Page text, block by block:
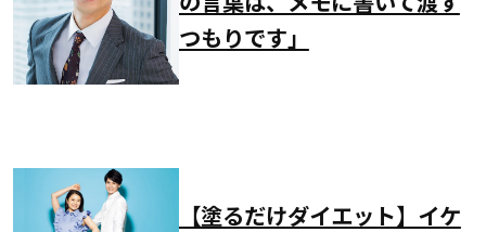
つもりです」
【塗るだけダイエット】イケ